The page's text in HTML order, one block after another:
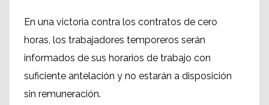
En una victoria contra los contratos de cero
horas, los trabajadores temporeros serán
informados de sus horarios de trabajo con
suficiente antelación y no estarán a disposición
sin remuneración.